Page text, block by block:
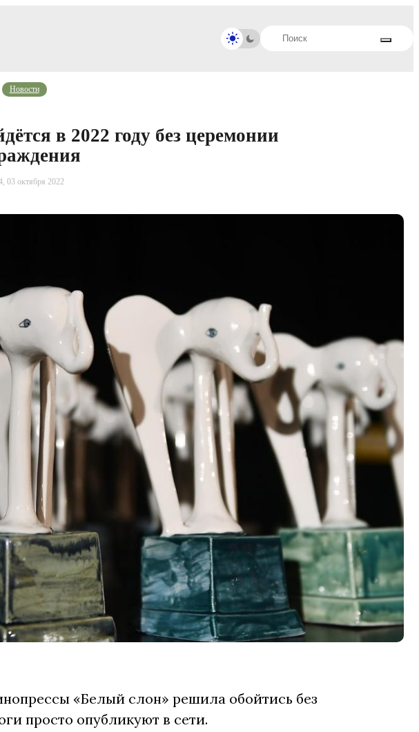
Новости
в 2022 году без церемонии
03 октября 2022
«Белый слон» решила обойтись без
просто опубликуют в сети.